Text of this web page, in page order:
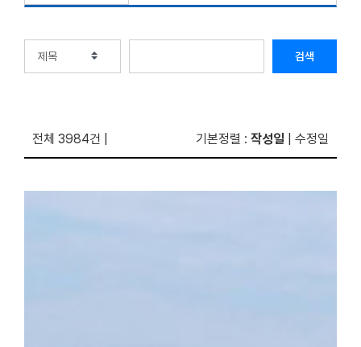
검색
전체 3984건 기본정렬 : 작성일 수정일